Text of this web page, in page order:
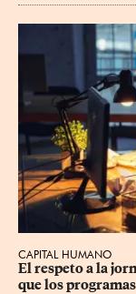
CAPITAL HUMANO
El respeto a la
que los